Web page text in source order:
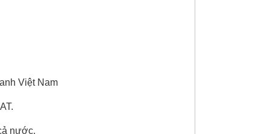
Việt Nam
nước.